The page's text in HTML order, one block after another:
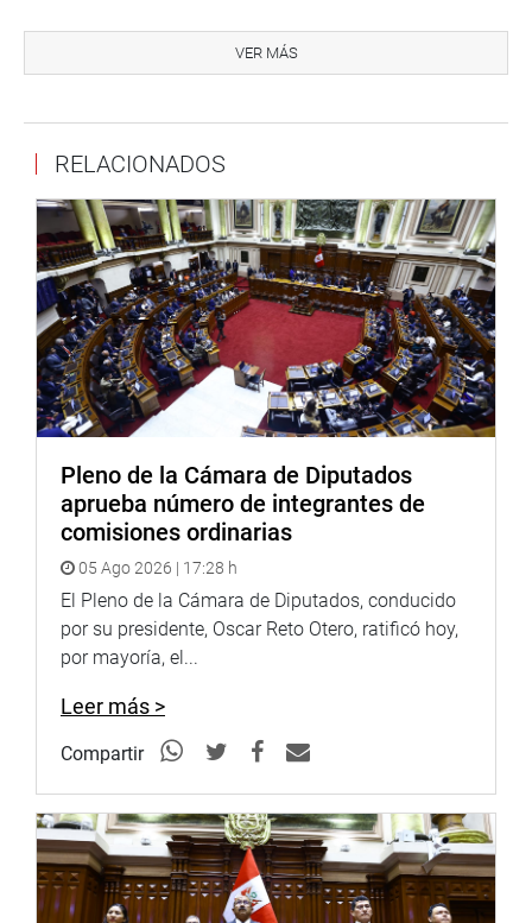
propuesta indica que en tanto se elijan y se instalen las
nuevas autoridades por elección popular en el distrito de
Municipalidad Distrital de Pichari correspondiéndole,
nueva circunscripción.
Indica también que esta última municipalidad constituirá
una junta de delegados vecinales comunales de carácter
transitorio, cuyo alcance comprenda el distrito de Tambo
del Ene hasta que se elijan e instalen las nuevas
autoridades en dicha jurisdicción.
OFICINA DE COMUNICACIONES
VER MÁS
RELACIONADOS
Pleno de la Cámara de Diputados
aprueba número de integrantes de
comisiones ordinarias
05 Ago 2026 | 17:28 h
El Pleno de la Cámara de Diputados, conducido
por su presidente, Oscar Reto Otero, ratificó hoy,
por mayoría, el...
Leer más >
Compartir